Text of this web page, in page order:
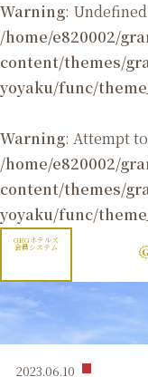
Warning:
/home/e820002/
content/themes/
yoyaku/func/
Warning: Attempt
/home/e820002/
content/themes/
yoyaku/func/
GRGホテルズ
会員システム
2023.06.10